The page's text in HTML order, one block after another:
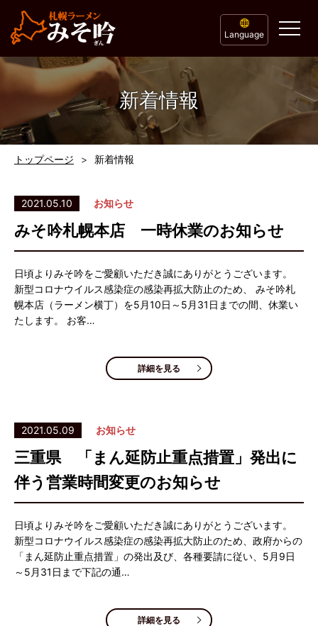
Language
新着情報
トップページ 新着情報
2021.05.10 お知らせ
みそ吟札幌本店 一時休業のお知らせ
日頃よりみそ吟をご愛顧いただき誠にありがとうございます。
新型コロナウイルス感染症の感染再拡大防止のため、 みそ吟札
幌本店（ラーメン横丁）を5月10日～5月31日までの間、休業い
たします。 お客…
詳細を見る
2021.05.09 お知らせ
三重県 「まん延防止重点措置」発出に
伴う営業時間変更のお知らせ
日頃よりみそ吟をご愛顧いただき誠にありがとうございます。
新型コロナウイルス感染症の感染再拡大防止のため、政府からの
「まん延防止重点措置」の発出及び、各種要請に従い、5月9日
～5月31日まで下記の通…
詳細を見る